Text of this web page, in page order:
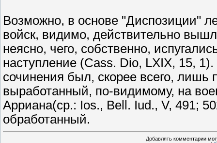
Возможно, в основе "Диспозиции"
войск, видимо, действительно
неясно, чего, собственно,
наступление (Cass. Dio, LXIX, 15,
сочинения был, скорее всего,
выработанный, по-видимому, на
Арриана(ср.: Ios., Bell. Iud., V, 491;
обработанный.
Добавлять комментарии